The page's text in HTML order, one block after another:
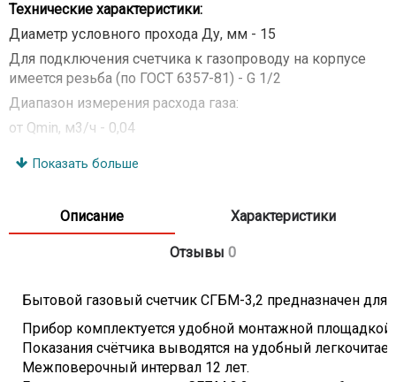
Технические характеристики:
Диаметр условного прохода Ду, мм - 15
Для подключения счетчика к газопроводу на корпусе
имеется резьба (по ГОСТ 6357-81) - G 1/2
Диапазон измерения расхода газа:
от Qmin, м3/ч - 0,04
Габаритные размеры счетчика, не более, мм -
Показать больше
Описание Характеристики
Отзывы 0
Бытовой газовый счетчик СГБМ-3,2 предназначен для
Прибор комплектуется удобной монтажной площадкой
Показания счётчика выводятся на удобный
Межповерочный интервал 12 лет.